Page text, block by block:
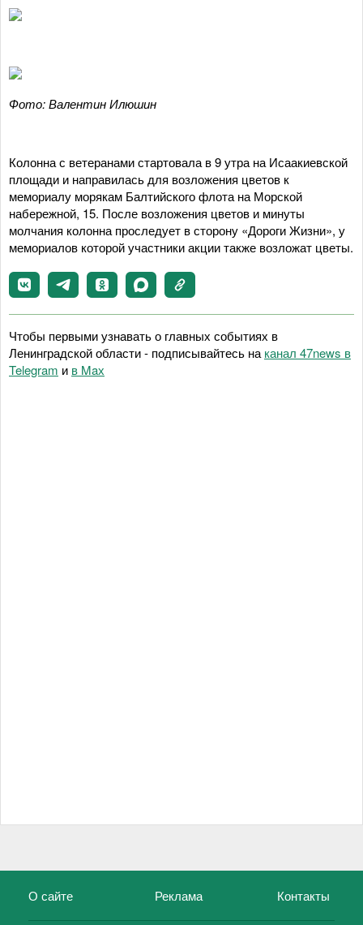
Фото: Валентин Илюшин
Колонна с ветеранами стартовала в 9 утра на Исаакиевской
площади и направилась для возложения цветов к
мемориалу морякам Балтийского флота на Морской
набережной, 15. После возложения цветов и минуты
молчания колонна проследует в сторону «Дороги Жизни», у
мемориалов которой участники акции также возложат цветы.
Чтобы первыми узнавать о главных событиях в
Ленинградской области - подписывайтесь на канал 47news в
Telegram и в Maх
О сайте Реклама Контакты